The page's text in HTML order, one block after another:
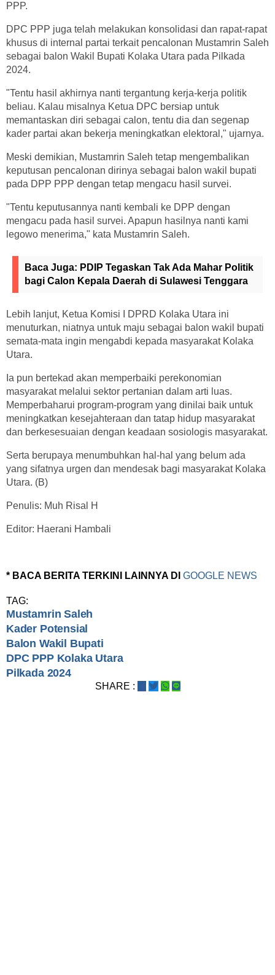
PPP.
DPC PPP juga telah melakukan konsolidasi dan rapat-rapat
khusus di internal partai terkait pencalonan Mustamrin Saleh
sebagai balon Wakil Bupati Kolaka Utara pada Pilkada
2024.
"Tentu hasil akhirnya nanti tergantung kerja-kerja politik
beliau. Kalau misalnya Ketua DPC bersiap untuk
memantaskan diri sebagai calon, tentu dia dan segenap
kader partai akan bekerja meningkatkan elektoral," ujarnya.
Meski demikian, Mustamrin Saleh tetap mengembalikan
keputusan pencalonan dirinya sebagai balon wakil bupati
pada DPP PPP dengan tetap mengacu hasil survei.
"Tentu keputusannya nanti kembali ke DPP dengan
mengacu pada hasil survei. Apapun hasilnya nanti kami
legowo menerima," kata Mustamrin Saleh.
Baca Juga: PDIP Tegaskan Tak Ada Mahar Politik
bagi Calon Kepala Daerah di Sulawesi Tenggara
Lebih lanjut, Ketua Komisi I DPRD Kolaka Utara ini
menuturkan, niatnya untuk maju sebagai balon wakil bupati
semata-mata ingin mengabdi kepada masyarakat Kolaka
Utara.
Ia pun bertekad akan memperbaiki perekonomian
masyarakat melalui sektor pertanian dalam arti luas.
Memperbaharui program-program yang dinilai baik untuk
meningkatkan kesejahteraan dan tatap hidup masyarakat
dan berkesesuaian dengan keadaan sosiologis masyarakat.
Serta berupaya menumbuhkan hal-hal yang belum ada
yang sifatnya urgen dan mendesak bagi masyarakat Kolaka
Utara. (B)
Penulis: Muh Risal H
Editor: Haerani Hambali
* BACA BERITA TERKINI LAINNYA DI GOOGLE NEWS
TAG:
Mustamrin Saleh
Kader Potensial
Balon Wakil Bupati
DPC PPP Kolaka Utara
Pilkada 2024
SHARE :